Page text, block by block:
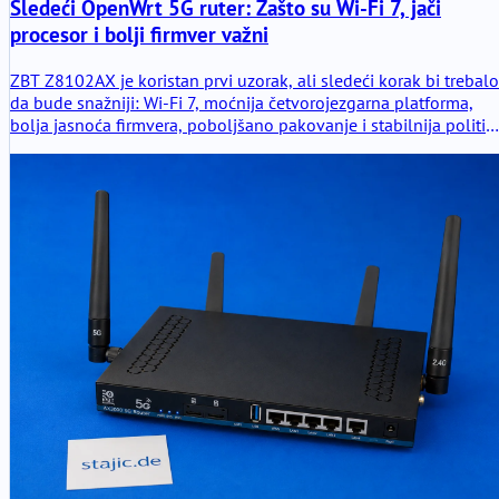
Sledeći OpenWrt 5G ruter: Zašto su Wi-Fi 7, jači
procesor i bolji firmver važni
ZBT Z8102AX je koristan prvi uzorak, ali sledeći korak bi trebalo
da bude snažniji: Wi-Fi 7, moćnija četvorojezgarna platforma,
bolja jasnoća firmvera, poboljšano pakovanje i stabilnija